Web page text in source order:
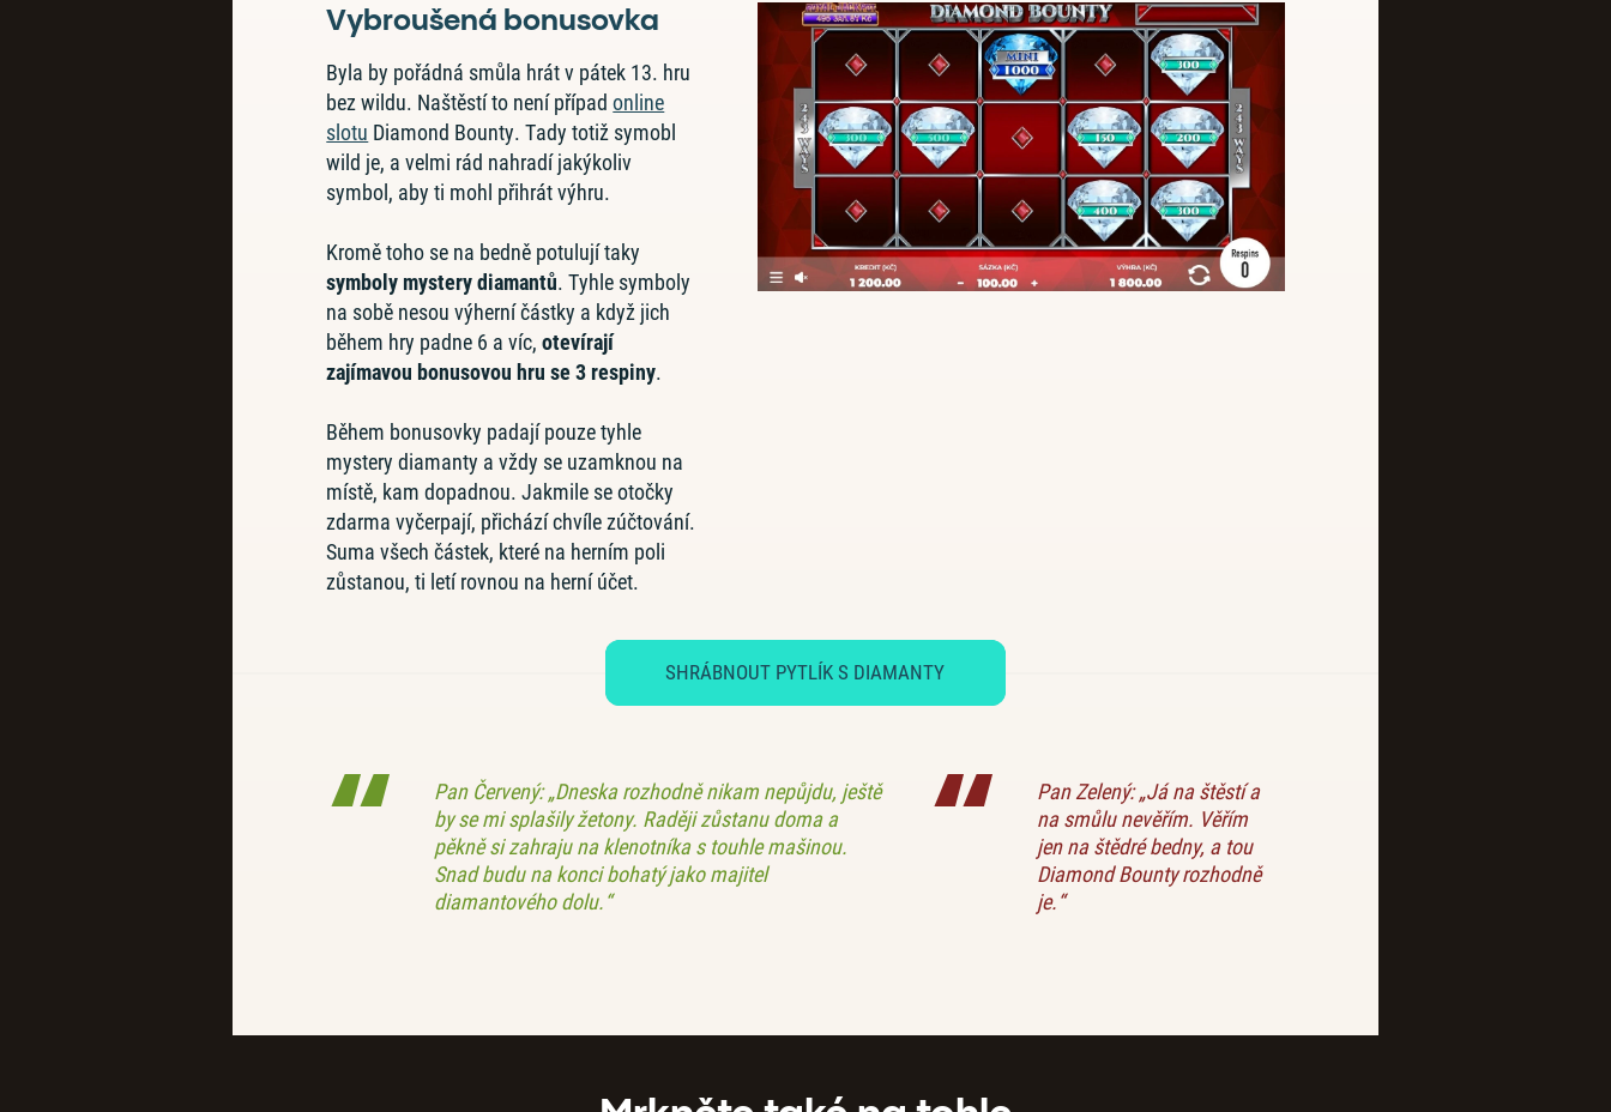
Vybroušená bonusovka
Byla by pořádná smůla hrát v pátek 13. hru
bez wildu. Naštěstí to není případonline
slotu Diamond Bounty. Tady totiž symobl
wild je, a velmi rád nahradí jakýkoliv
symbol, aby ti mohl přihrát výhru.
Kromě toho se na bedně potulují taky
symboly mystery diamantů. Tyhle symboly
na sobě nesou výherní částky a když jich
během hry padne 6 a víc,otevírají
zajímavou bonusovou hru se 3 respiny.
Během bonusovky padají pouze tyhle
mystery diamanty a vždy se uzamknou na
místě, kam dopadnou. Jakmile se otočky
zdarma vyčerpají, přichází chvíle zúčtování.
Suma všech částek, které na herním poli
zůstanou, ti letí rovnou na herní účet.
SHRÁBNOUT PYTLÍK S DIAMANTY
Pan Červený: „Dneska rozhodně nikam nepůjdu, ještě
by se mi splašily žetony. Raději zůstanu doma a
pěkně si zahraju na klenotníka s touhle mašinou.
Snad budu na konci bohatý jako majitel
diamantového dolu.“
Pan Zelený: „Já na štěstí a
na smůlu nevěřím. Věřím
jen na štědré bedny, a tou
Diamond Bounty rozhodně
je.“